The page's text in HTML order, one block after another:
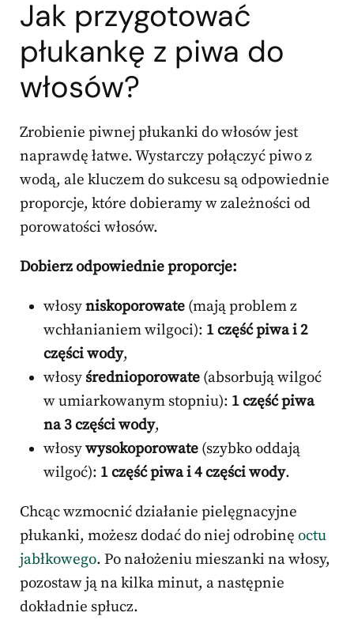
Jak przygotować
płukankę z piwa do
włosów?
Zrobienie piwnej płukanki do włosów jest
naprawdę łatwe. Wystarczy połączyć piwo z
wodą, ale kluczem do sukcesu są odpowiednie
proporcje, które dobieramy w zależności od
porowatości włosów.
Dobierz odpowiednie proporcje:
włosyniskoporowate (mają problem z
wchłanianiem wilgoci): 1 część piwa i 2
części wody,
włosy średnioporowate (absorbują wilgoć
w umiarkowanym stopniu): 1 część piwa
na 3 części wody,
włosywysokoporowate (szybko oddają
wilgoć): 1 część piwa i 4 części wody.
Chcąc wzmocnić działanie pielęgnacyjne
płukanki, możesz dodać do niej odrobinę octu
jabłkowego. Po nałożeniu mieszanki na włosy,
pozostaw ją na kilka minut, a następnie
dokładnie spłucz.